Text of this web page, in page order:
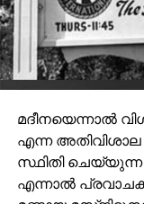
മദീനയെന്നാൽ
എന്ന അതിവിശാല
സ്ഥിതി ചെയ്യുന്ന
എന്നാൽ